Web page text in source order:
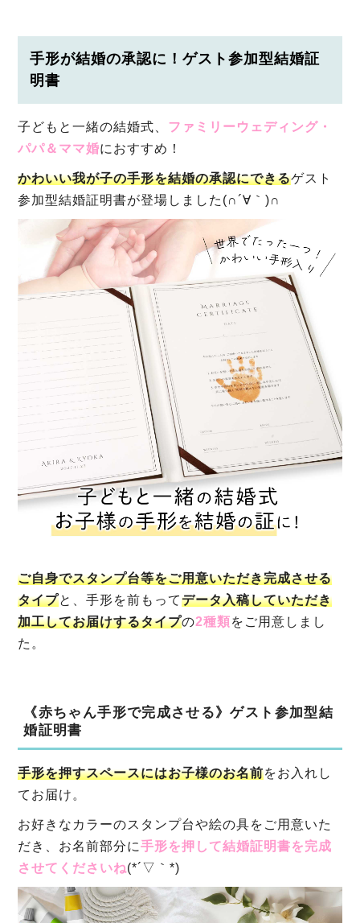
手形が結婚の承認に！ゲスト参加型結婚証
明書
子どもと一緒の結婚式、 ファミリーウェディング・
パパ＆ママ婚におすすめ！
かわいい我が子の手形を結婚の承認にできるゲスト
参加型結婚証明書が登場しました(∩´∀｀)∩
ご自身でスタンプ台等をご用意いただき完成させる
タイプと、手形を前もってデータ入稿していただき
加工してお届けするタイプの2種類をご用意しまし
た。
《赤ちゃん手形で完成させる》ゲスト参加型結
婚証明書
手形を押すスペースにはお子様のお名前をお入れし
てお届け。
お好きなカラーのスタンプ台や絵の具をご用意いた
だき、 お名前部分に手形を押して結婚証明書を完成
させてくださいね(*´▽｀*)